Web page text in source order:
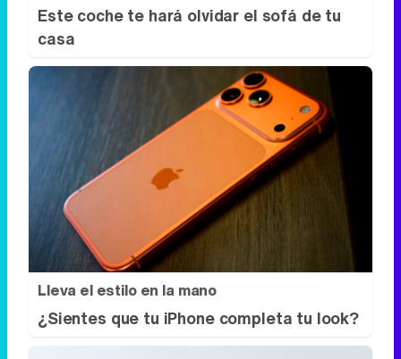
Este coche te hará olvidar el sofá de tu
casa
Lleva el estilo en la mano
¿Sientes que tu iPhone completa tu look?